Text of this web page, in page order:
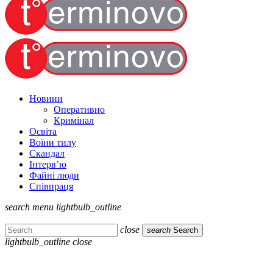
Новини
Оперативно
Кримінал
Освіта
Воїни тилу
Скандал
Інтерв’ю
Файні люди
Співпраця
search menu lightbulb_outline
close search Search
lightbulb_outline close